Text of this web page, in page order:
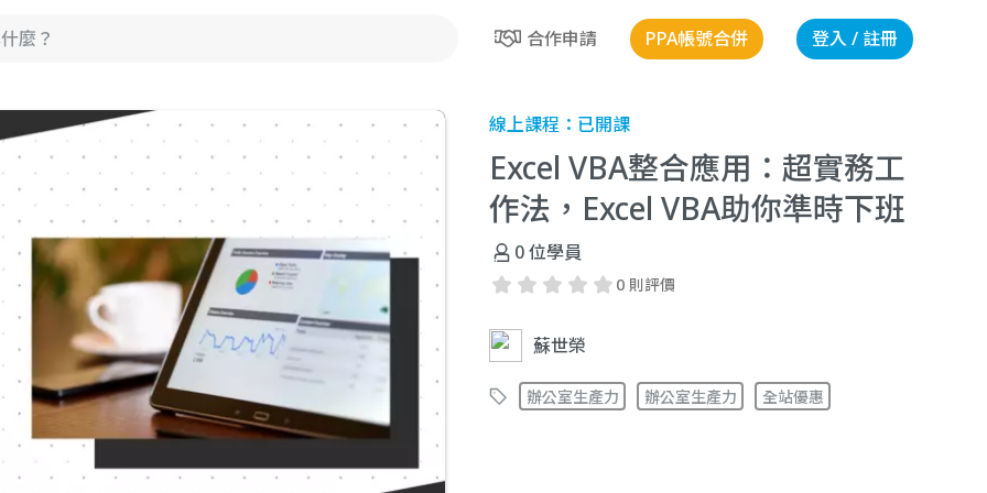
合作申請 PPA帳號合併 登入 / 註冊
線上課程： 已開課
Excel VBA整合應用：超實務工
作法，Excel VBA助你準時下班
0位學員
0 則評價
蘇世榮
辦公室生產力 辦公室生產力 全站優惠